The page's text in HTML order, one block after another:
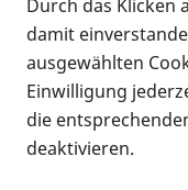
Durch das Klicken
damit
ausgewählten
Einwilligung
die
deaktivieren.